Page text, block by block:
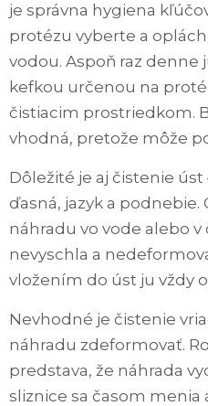
je správna hygiena
protézu vyberte a
vodou. Aspoň raz denne
kefkou určenou na
čistiacim prostriedkom.
vhodná, pretože môže
Dôležité je aj čistenie
ďasná, jazyk a podnebie.
náhradu vo vode alebo
nevyschla a
vložením do úst ju vždy
Nevhodné je čistenie
náhradu zdeformovať.
predstava, že náhrada
sliznice sa časom menia